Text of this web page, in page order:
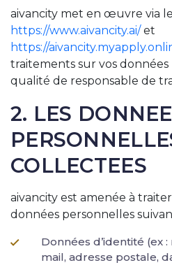
aivancity met en œuvre via
https://www.aivancity.ai/et
https://
traitements sur vos
qualité de responsable de
2. LES
COLLECTEES
aivancity est amenée à
données personnelles
Données d’identité (ex
mail, adresse postale,